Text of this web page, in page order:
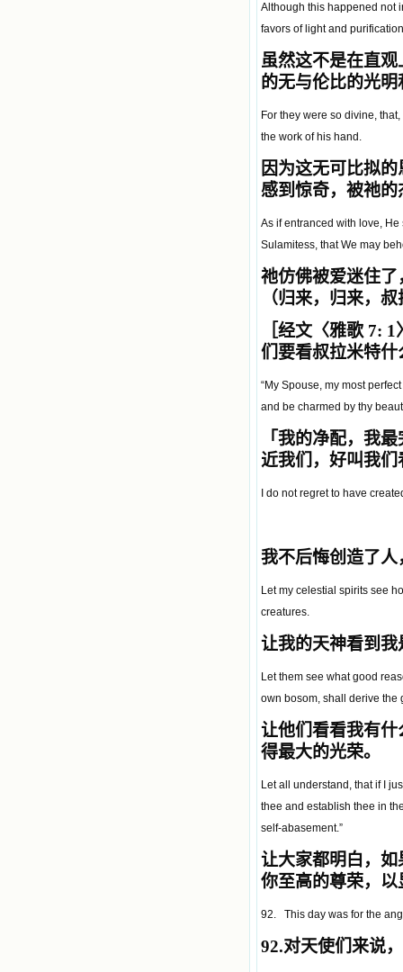
Although this happened not
favors of light and
虽然这不是在直
的无与伦比的光
For they were so divine,
the work of his hand.
因为这无可比拟
感到惊奇，被祂
As if entranced with love, He
Sulamitess, that We may
祂仿佛被爱迷住了
（归来，归来，
［经文〈雅歌 7: 1
们要看叔拉米特
“My Spouse, my most
and be charmed by thy
「我的净配，我
近我们，好叫我
I do not regret to have
我不后悔创造了
Let my celestial spirits see
creatures.
让我的天神看到
Let them see what good
own bosom, shall derive the
让他们看看我有
得最大的光荣。
Let all understand, that if I
thee and establish thee in
self-abasement.”
让大家都明白，
你至高的尊荣，
92. This day was for the
92.对天使们来说